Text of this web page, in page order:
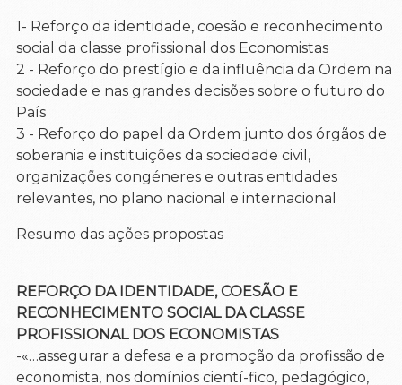
1- Reforço da identidade, coesão e reconhecimento
social da classe profissional dos Economistas
2 - Reforço do prestígio e da influência da Ordem na
sociedade e nas grandes decisões sobre o futuro do
País
3 - Reforço do papel da Ordem junto dos órgãos de
soberania e instituições da sociedade civil,
organizações congéneres e outras entidades
relevantes, no plano nacional e internacional
Resumo das ações propostas
REFORÇO DA IDENTIDADE, COESÃO E
RECONHECIMENTO SOCIAL DA CLASSE
PROFISSIONAL DOS ECONOMISTAS
-«…assegurar a defesa e a promoção da profissão de
economista, nos domínios cientí-fico, pedagógico,